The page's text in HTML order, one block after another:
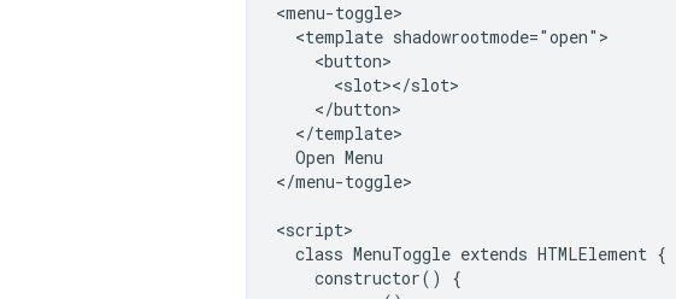
<menu-toggle>
  <template shadowrootmode="open">
    <button>
      <slot></slot>
    </button>
  </template>
  Open Menu
</menu-toggle>
<script>
  class MenuToggle extends HTMLElement {
    constructor() {